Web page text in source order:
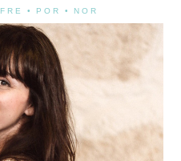
FRE • POR • NOR